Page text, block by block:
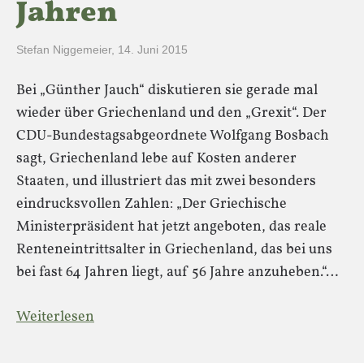
Jahren
Stefan Niggemeier, 14. Juni 2015
Bei „Günther Jauch“ diskutieren sie gerade mal
wieder über Griechenland und den „Grexit“. Der
CDU-Bundestagsabgeordnete Wolfgang Bosbach
sagt, Griechenland lebe auf Kosten anderer
Staaten, und illustriert das mit zwei besonders
eindrucksvollen Zahlen: „Der Griechische
Ministerpräsident hat jetzt angeboten, das reale
Renteneintrittsalter in Griechenland, das bei uns
bei fast 64 Jahren liegt, auf 56 Jahre anzuheben.“…
Weiterlesen